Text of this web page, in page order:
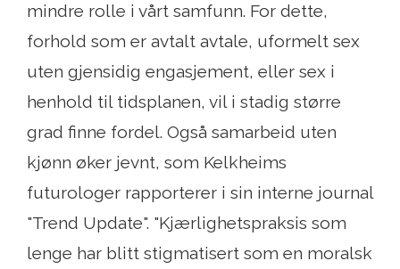
mindre rolle i vårt samfunn. For dette,
forhold som er avtalt avtale, uformelt sex
uten gjensidig engasjement, eller sex i
henhold til tidsplanen, vil i stadig større
grad finne fordel. Også samarbeid uten
kjønn øker jevnt, som Kelkheims
futurologer rapporterer i sin interne journal
"Trend Update". "Kjærlighetspraksis som
lenge har blitt stigmatisert som en moralsk